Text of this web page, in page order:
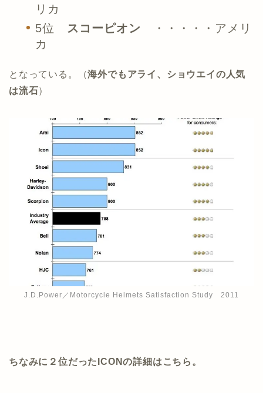
リカ
5位 スコーピオン
・・・・・アメリ
カ
となっている。（海外でもアライ、ショウエイの人気
は流石）
J.D.Power／Motorcycle Helmets Satisfaction Study 2011
ちなみに２位だったICONの詳細はこちら。